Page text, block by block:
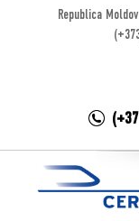
Republica